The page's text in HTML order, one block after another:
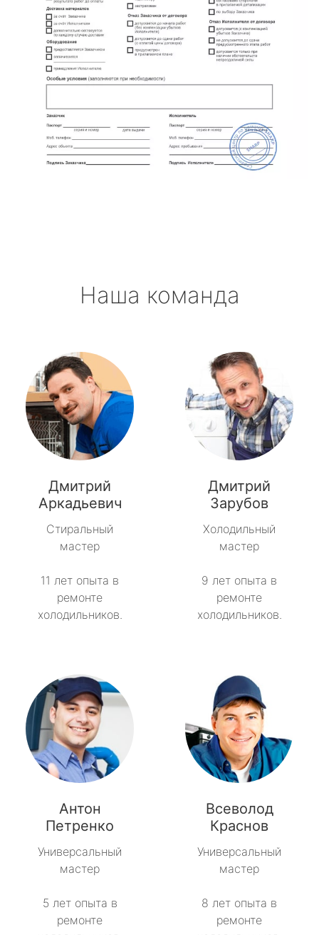
Наша команда
Дмитрий
Аркадьевич
Стиральный
мастер
11 лет опыта в
ремонте
холодильников.
Дмитрий
Зарубов
Холодильный
мастер
9 лет опыта в
ремонте
холодильников.
Антон
Петренко
Универсальный
мастер
5 лет опыта в
ремонте
Всеволод
Краснов
Универсальный
мастер
8 лет опыта в
ремонте